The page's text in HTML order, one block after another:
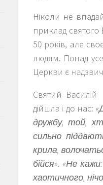
Ніколи не
приклад
50 років, але
людям. Понад усе
Церкви є
Святий Василій
дійшла і до нас:
дружбу, той,
сильно
крила,
бійся». «Не
хаотичного,